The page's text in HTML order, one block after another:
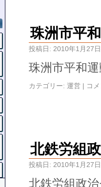
珠洲市平
投稿日: 2010年1月27日
珠洲市平和
カテゴリー: 運営 | コ
北鉄労組
投稿日: 2010年1月27日
北鉄労組政